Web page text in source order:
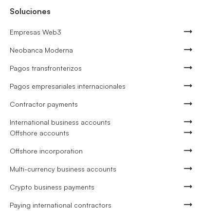
Soluciones
Empresas Web3
Neobanca Moderna
Pagos transfronterizos
Pagos empresariales internacionales
Contractor payments
International business accounts
Offshore accounts
Offshore incorporation
Multi-currency business accounts
Crypto business payments
Paying international contractors